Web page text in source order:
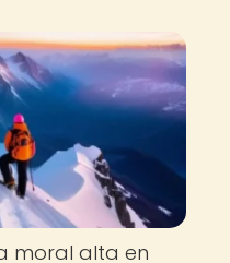
moral alta en